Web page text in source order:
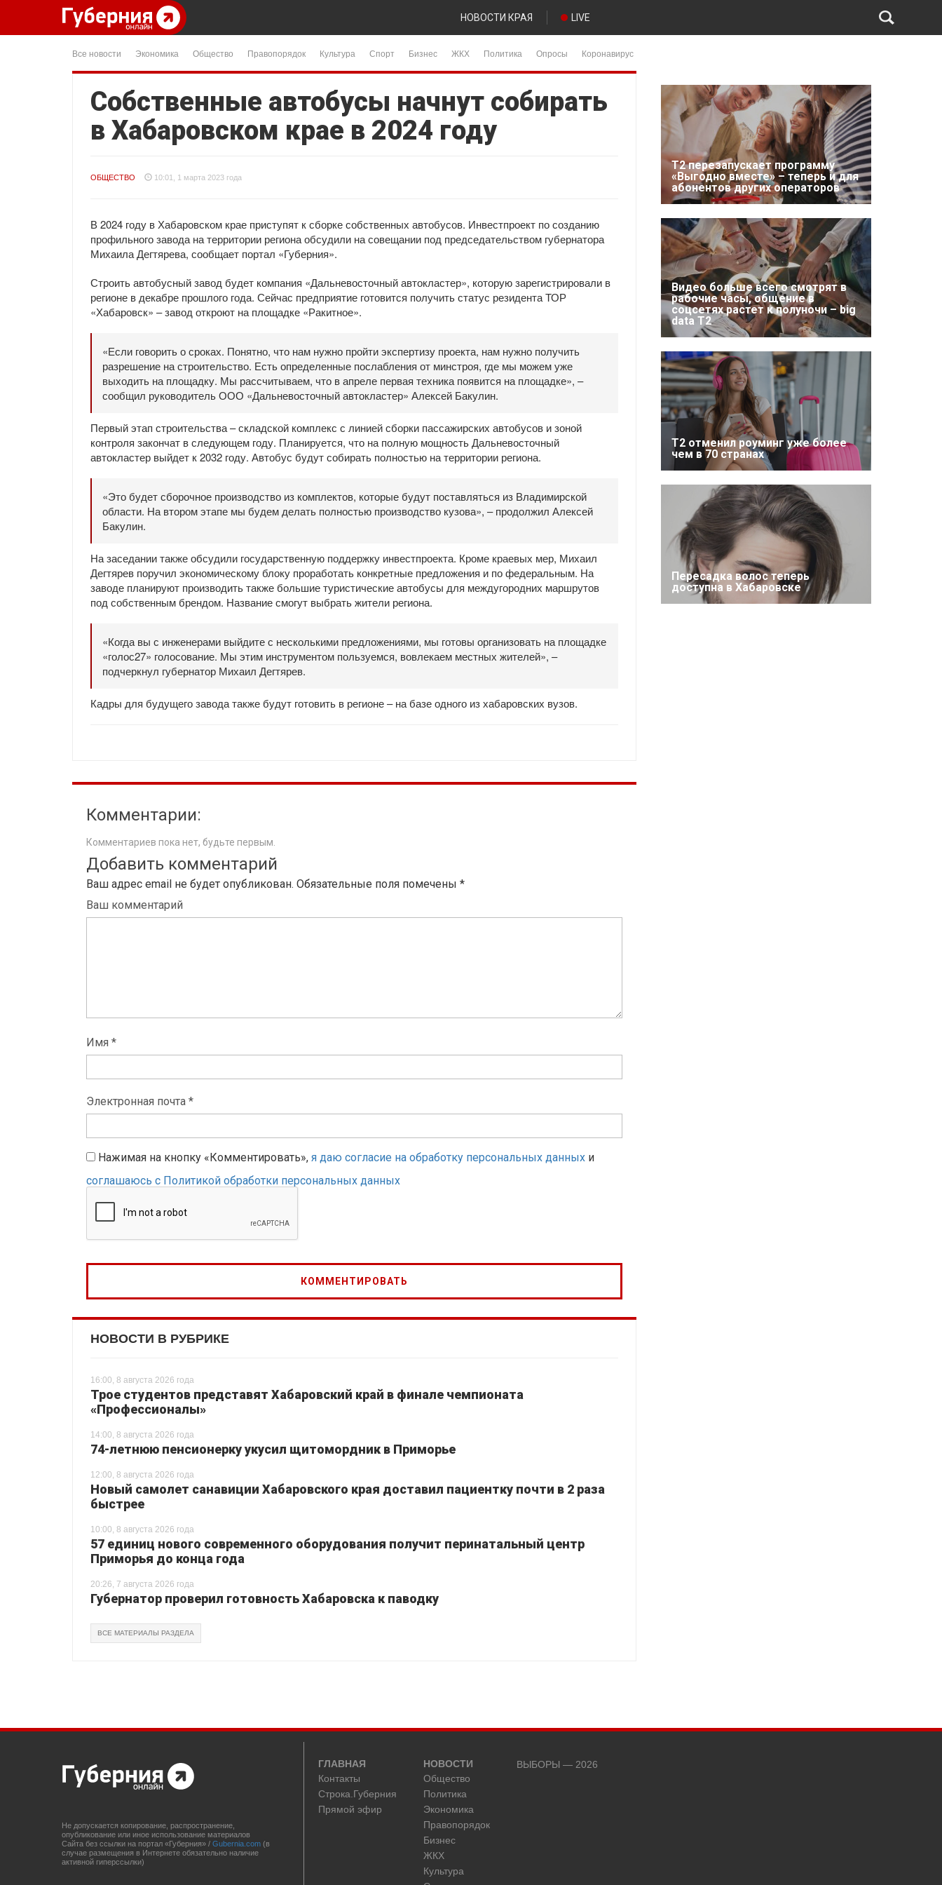
НОВОСТИ КРАЯ LIVE
Все новости Экономика Общество Правопорядок Культура Спорт Бизнес ЖКХ Политика Опросы Коронавирус
Собственные автобусы начнут собирать
в Хабаровском крае в 2024 году
ОБЩЕСТВО 10:01, 1 марта 2023 года
В 2024 году в Хабаровском крае приступят к сборке собственных автобусов. Инвестпроект по созданию
профильного завода на территории региона обсудили на совещании под председательством губернатора
Михаила Дегтярева, сообщает портал «Губерния».
Строить автобусный завод будет компания «Дальневосточный автокластер», которую зарегистрировали в
регионе в декабре прошлого года. Сейчас предприятие готовится получить статус резидента ТОР
«Хабаровск» – завод откроют на площадке «Ракитное».
«Если говорить о сроках. Понятно, что нам нужно пройти экспертизу проекта, нам нужно получить
разрешение на строительство. Есть определенные послабления от минстроя, где мы можем уже
выходить на площадку. Мы рассчитываем, что в апреле первая техника появится на площадке», –
сообщил руководитель ООО «Дальневосточный автокластер» Алексей Бакулин.
Первый этап строительства – складской комплекс с линией сборки пассажирских автобусов и зоной
контроля закончат в следующем году. Планируется, что на полную мощность Дальневосточный
автокластер выйдет к 2032 году. Автобус будут собирать полностью на территории региона.
«Это будет сборочное производство из комплектов, которые будут поставляться из Владимирской
области. На втором этапе мы будем делать полностью производство кузова», – продолжил Алексей
Бакулин.
На заседании также обсудили государственную поддержку инвестпроекта. Кроме краевых мер, Михаил
Дегтярев поручил экономическому блоку проработать конкретные предложения и по федеральным. На
заводе планируют производить также большие туристические автобусы для междугородних маршрутов
под собственным брендом. Название смогут выбрать жители региона.
«Когда вы с инженерами выйдите с несколькими предложениями, мы готовы организовать на площадке
«голос27» голосование. Мы этим инструментом пользуемся, вовлекаем местных жителей», –
подчеркнул губернатор Михаил Дегтярев.
Кадры для будущего завода также будут готовить в регионе – на базе одного из хабаровских вузов.
Комментарии:
Комментариев пока нет, будьте первым.
Добавить комментарий
Ваш адрес email не будет опубликован. Обязательные поля помечены *
Ваш комментарий
Имя *
Электронная почта *
Нажимая на кнопку «Комментировать», я даю согласие на обработку персональных данных и
соглашаюсь с Политикой обработки персональных данных
НОВОСТИ В РУБРИКЕ
16:00, 8 августа 2026 года
Трое студентов представят Хабаровский край в финале чемпионата
«Профессионалы»
14:00, 8 августа 2026 года
74-летнюю пенсионерку укусил щитомордник в Приморье
12:00, 8 августа 2026 года
Новый самолет санавиции Хабаровского края доставил пациентку почти в 2 раза
быстрее
10:00, 8 августа 2026 года
57 единиц нового современного оборудования получит перинатальный центр
Приморья до конца года
20:26, 7 августа 2026 года
Губернатор проверил готовность Хабаровска к паводку
ВСЕ МАТЕРИАЛЫ РАЗДЕЛА
Т2 перезапускает программу
«Выгодно вместе» – теперь и для
абонентов других операторов
Видео больше всего смотрят в
рабочие часы, общение в
соцсетях растет к полуночи – big
data T2
Т2 отменил роуминг уже более
чем в 70 странах
Пересадка волос теперь
доступна в Хабаровске
Не допускается копирование, распространение,
опубликование или иное использование материалов
Сайта без ссылки на портал «Губерния» / Gubernia.com (в
случае размещения в Интернете обязательно наличие
активной гиперссылки)
ГЛАВНАЯ
Контакты
Строка.Губерния
Прямой эфир
НОВОСТИ
Общество
Политика
Экономика
Правопорядок
Бизнес
ЖКХ
Культура
ВЫБОРЫ — 2026